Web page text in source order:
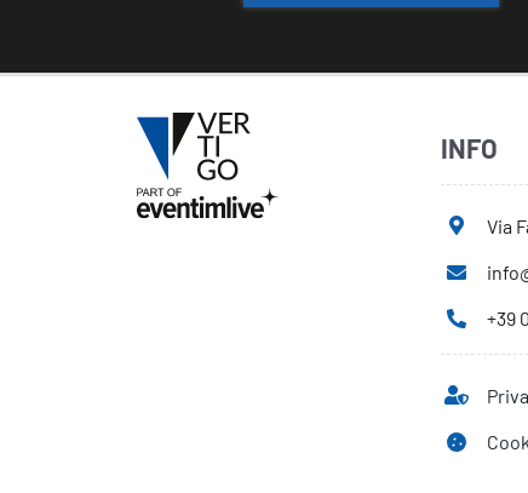
INFO
Via
+39